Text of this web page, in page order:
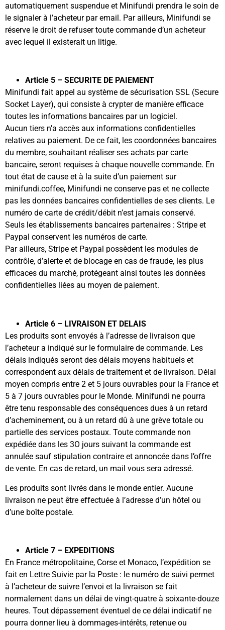
automatiquement suspendue et Minifundi prendra le soin de
le signaler à l’acheteur par email. Par ailleurs, Minifundi se
réserve le droit de refuser toute commande d’un acheteur
avec lequel il existerait un litige.
Article 5 – SECURITE DE PAIEMENT
Minifundi fait appel au système de sécurisation SSL (Secure
Socket Layer), qui consiste à crypter de manière efficace
toutes les informations bancaires par un logiciel.
Aucun tiers n’a accès aux informations confidentielles
relatives au paiement. De ce fait, les coordonnées bancaires
du membre, souhaitant réaliser ses achats par carte
bancaire, seront requises à chaque nouvelle commande. En
tout état de cause et à la suite d’un paiement sur
minifundi.coffee, Minifundi ne conserve pas et ne collecte
pas les données bancaires confidentielles de ses clients. Le
numéro de carte de crédit/débit n’est jamais conservé.
Seuls les établissements bancaires partenaires : Stripe et
Paypal conservent les numéros de carte.
Par ailleurs, Stripe et Paypal possèdent les modules de
contrôle, d’alerte et de blocage en cas de fraude, les plus
efficaces du marché, protégeant ainsi toutes les données
confidentielles liées au moyen de paiement.
Article 6 – LIVRAISON ET DELAIS
Les produits sont envoyés à l’adresse de livraison que
l’acheteur a indiqué sur le formulaire de commande. Les
délais indiqués seront des délais moyens habituels et
correspondent aux délais de traitement et de livraison. Délai
moyen compris entre 2 et 5 jours ouvrables pour la France et
5 à 7 jours ouvrables pour le Monde. Minifundi ne pourra
être tenu responsable des conséquences dues à un retard
d’acheminement, ou à un retard dû à une grève totale ou
partielle des services postaux. Toute commande non
expédiée dans les 3O jours suivant la commande est
annulée sauf stipulation contraire et annoncée dans l’offre
de vente. En cas de retard, un mail vous sera adressé.
Les produits sont livrés dans le monde entier. Aucune
livraison ne peut être effectuée à l’adresse d’un hôtel ou
d’une boîte postale.
Article 7 – EXPEDITIONS
En France métropolitaine, Corse et Monaco, l’expédition se
fait en Lettre Suivie par la Poste : le numéro de suivi permet
à l’acheteur de suivre l’envoi et la livraison se fait
normalement dans un délai de vingt-quatre à soixante-douze
heures. Tout dépassement éventuel de ce délai indicatif ne
pourra donner lieu à dommages-intérêts, retenue ou